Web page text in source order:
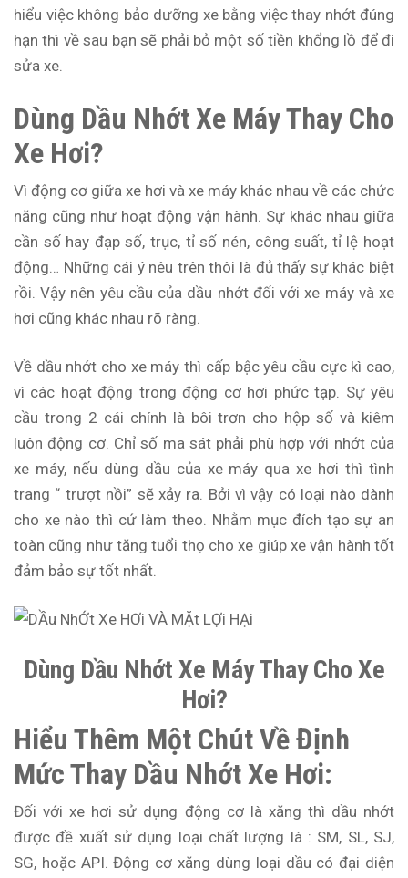
hiểu việc không bảo dưỡng xe bằng việc thay nhớt đúng
hạn thì về sau bạn sẽ phải bỏ một số tiền khổng lồ để đi
sửa xe.
Dùng Dầu Nhớt Xe Máy Thay Cho
Xe Hơi?
Vì động cơ giữa xe hơi và xe máy khác nhau về các chức
năng cũng như hoạt động vận hành. Sự khác nhau giữa
cần số hay đạp số, trục, tỉ số nén, công suất, tỉ lệ hoạt
động… Những cái ý nêu trên thôi là đủ thấy sự khác biệt
rồi. Vậy nên yêu cầu của dầu nhớt đối với xe máy và xe
hơi cũng khác nhau rõ ràng.
Về dầu nhớt cho xe máy thì cấp bậc yêu cầu cực kì cao,
vì các hoạt động trong động cơ hơi phức tạp. Sự yêu
cầu trong 2 cái chính là bôi trơn cho hộp số và kiêm
luôn động cơ. Chỉ số ma sát phải phù hợp với nhớt của
xe máy, nếu dùng dầu của xe máy qua xe hơi thì tình
trang “ trượt nồi” sẽ xảy ra. Bởi vì vậy có loại nào dành
cho xe nào thì cứ làm theo. Nhằm mục đích tạo sự an
toàn cũng như tăng tuổi thọ cho xe giúp xe vận hành tốt
đảm bảo sự tốt nhất.
Dùng Dầu Nhớt Xe Máy Thay Cho Xe
Hơi?
Hiểu Thêm Một Chút Về Định
Mức Thay Dầu Nhớt Xe Hơi:
Đối với xe hơi sử dụng động cơ là xăng thì dầu nhớt
được đề xuất sử dụng loại chất lượng là : SM, SL, SJ,
SG, hoặc API. Động cơ xăng dùng loại dầu có đại diện